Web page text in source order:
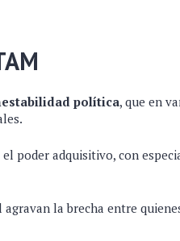
política, que en
poder adquisitivo, con
la brecha entre